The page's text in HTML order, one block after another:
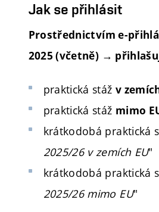
Jak se přihlásit
Prostřednictvím e-
2025 (včetně) →
praktická stáž v
praktická stáž mimo
krátkodobá praktická
2025/26 v zemích EU"
krátkodobá praktická
2025/26 mimo EU"